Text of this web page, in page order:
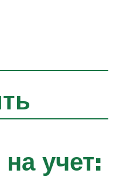
учет: